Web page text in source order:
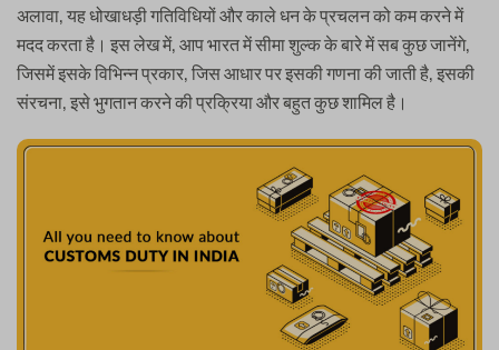
अलावा, यह धोखाधड़ी गतिविधियों और काले धन के प्रचलन को कम करने में
मदद करता है। इस लेख में, आप भारत में सीमा शुल्क के बारे में सब कुछ जानेंगे,
जिसमें इसके विभिन्न प्रकार, जिस आधार पर इसकी गणना की जाती है, इसकी
संरचना, इसे भुगतान करने की प्रक्रिया और बहुत कुछ शामिल है।